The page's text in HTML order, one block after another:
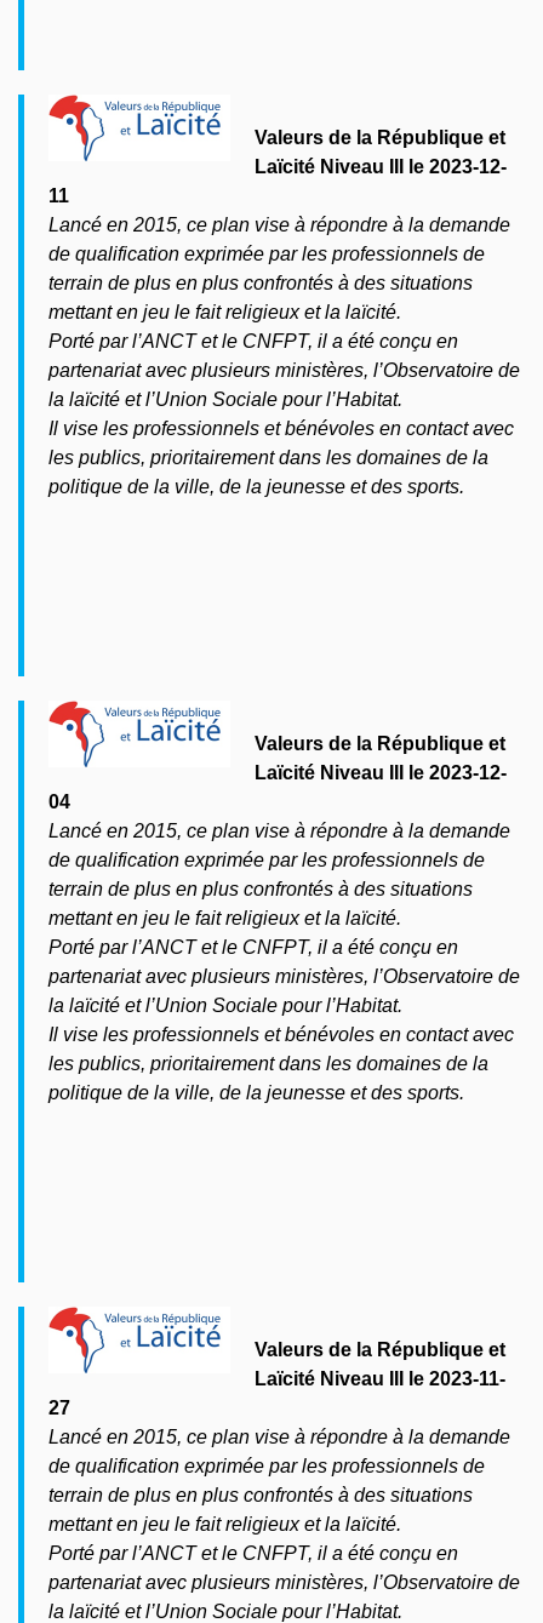
Valeurs de la République et
Laïcité Niveau III le 2023-12-
11
Lancé en 2015, ce plan vise à répondre à la demande
de qualification exprimée par les professionnels de
terrain de plus en plus confrontés à des situations
mettant en jeu le fait religieux et la laïcité.
Porté par l’ANCT et le CNFPT, il a été conçu en
partenariat avec plusieurs ministères, l’Observatoire de
la laïcité et l’Union Sociale pour l’Habitat.
Il vise les professionnels et bénévoles en contact avec
les publics, prioritairement dans les domaines de la
politique de la ville, de la jeunesse et des sports.
Valeurs de la République et
Laïcité Niveau III le 2023-12-
04
Lancé en 2015, ce plan vise à répondre à la demande
de qualification exprimée par les professionnels de
terrain de plus en plus confrontés à des situations
mettant en jeu le fait religieux et la laïcité.
Porté par l’ANCT et le CNFPT, il a été conçu en
partenariat avec plusieurs ministères, l’Observatoire de
la laïcité et l’Union Sociale pour l’Habitat.
Il vise les professionnels et bénévoles en contact avec
les publics, prioritairement dans les domaines de la
politique de la ville, de la jeunesse et des sports.
Valeurs de la République et
Laïcité Niveau III le 2023-11-
27
Lancé en 2015, ce plan vise à répondre à la demande
de qualification exprimée par les professionnels de
terrain de plus en plus confrontés à des situations
mettant en jeu le fait religieux et la laïcité.
Porté par l’ANCT et le CNFPT, il a été conçu en
partenariat avec plusieurs ministères, l’Observatoire de
la laïcité et l’Union Sociale pour l’Habitat.